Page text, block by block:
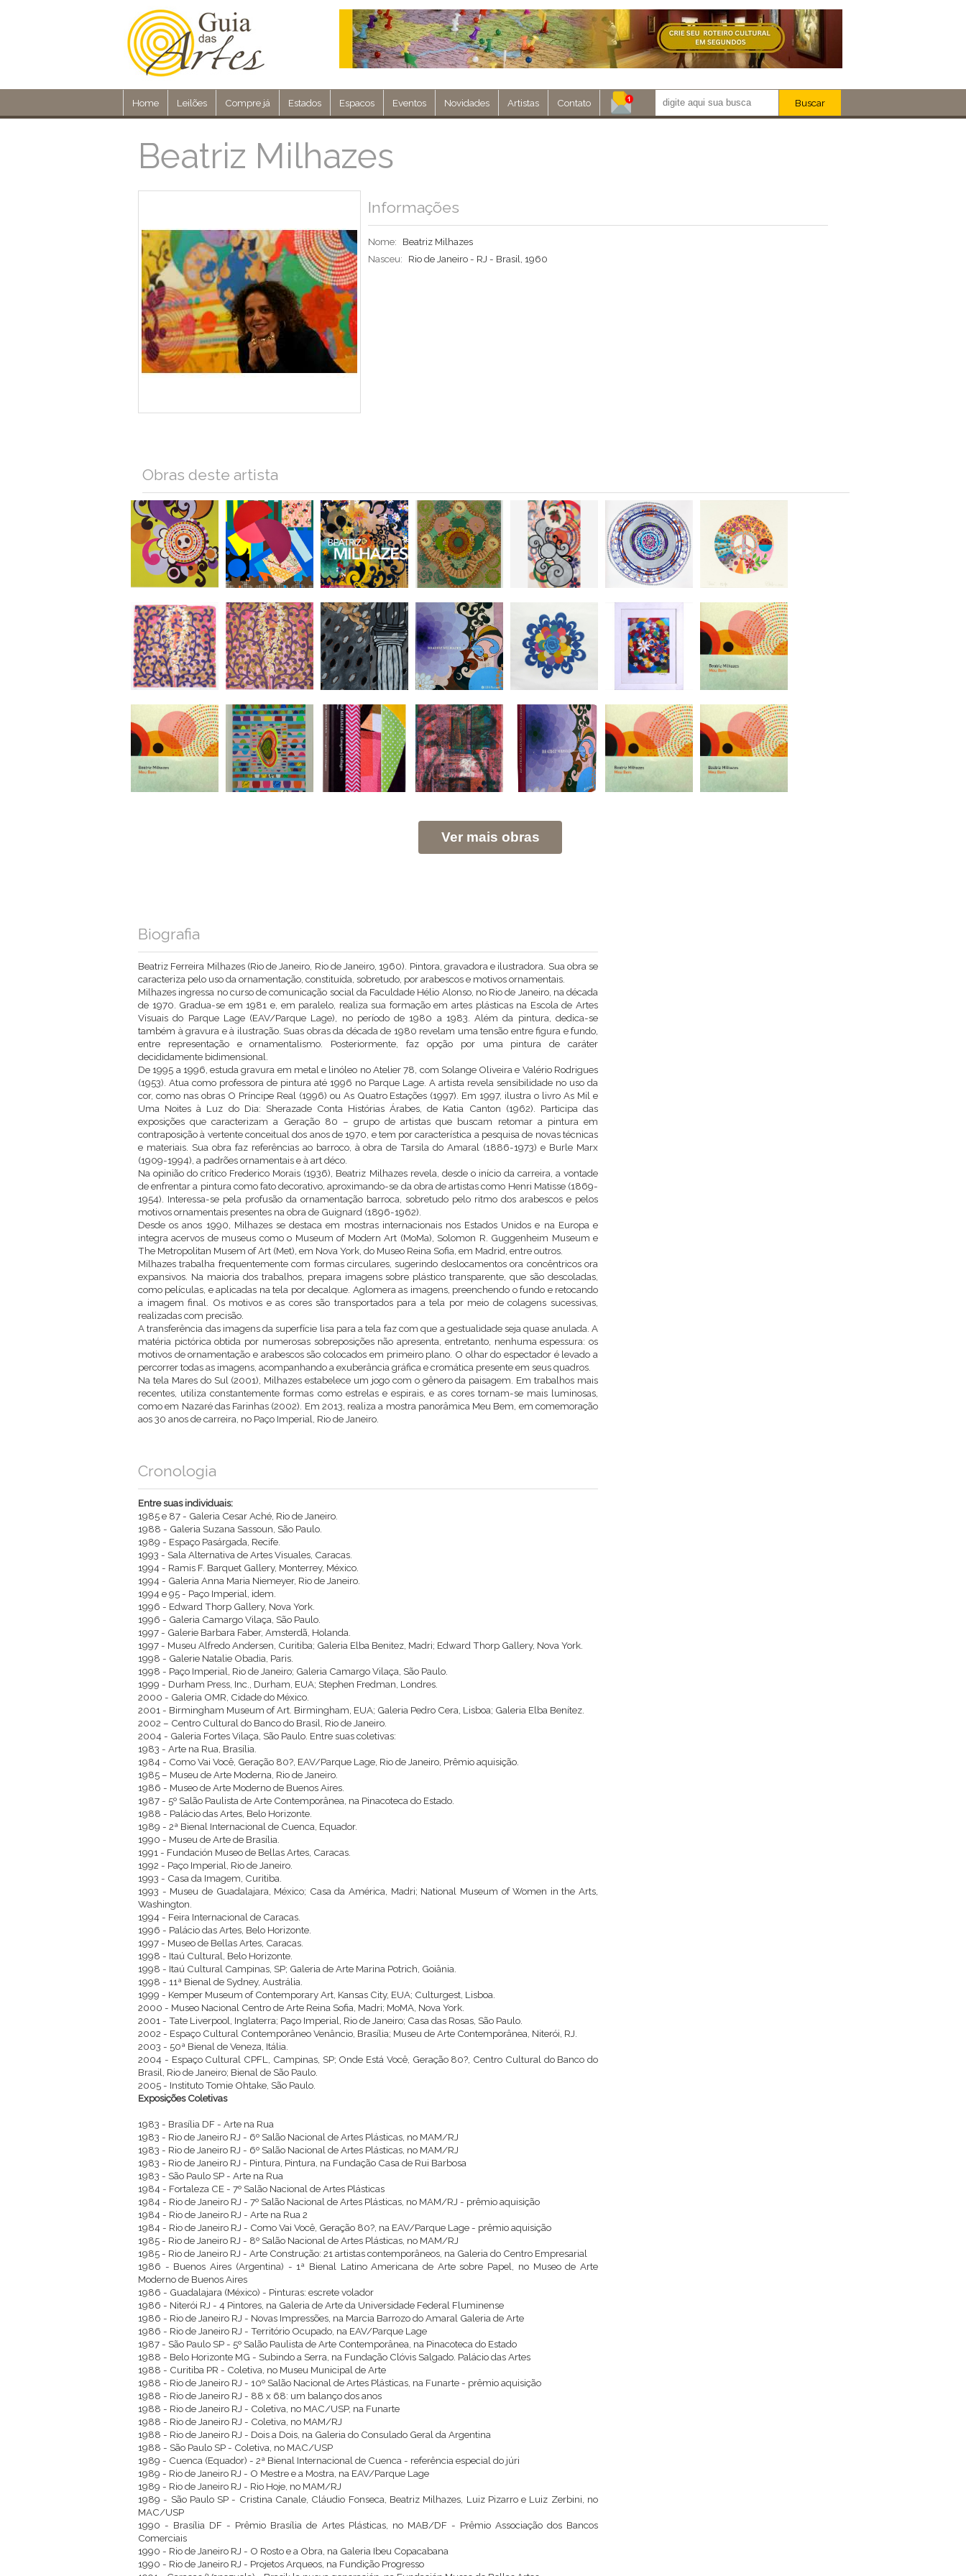
Home Leilões Compre já Estados Espacos Eventos Novidades Artistas Contato Buscar
Beatriz Milhazes
Informações
Nome:
Beatriz Milhazes
Nasceu:
Rio de Janeiro - RJ - Brasil, 1960
Obras deste artista
Ver mais obras
Biografia
Beatriz Ferreira Milhazes (Rio de Janeiro, Rio de Janeiro, 1960). Pintora, gravadora e ilustradora. Sua obra se
caracteriza pelo uso da ornamentação, constituída, sobretudo, por arabescos e motivos ornamentais.
Milhazes ingressa no curso de comunicação social da Faculdade Hélio Alonso, no Rio de Janeiro, na década
de 1970. Gradua-se em 1981 e, em paralelo, realiza sua formação em artes plásticas na Escola de Artes
Visuais do Parque Lage (EAV/Parque Lage), no período de 1980 a 1983. Além da pintura, dedica-se
também à gravura e à ilustração. Suas obras da década de 1980 revelam uma tensão entre figura e fundo,
entre representação e ornamentalismo. Posteriormente, faz opção por uma pintura de caráter
decididamente bidimensional.
De 1995 a 1996, estuda gravura em metal e linóleo no Atelier 78, com Solange Oliveira e Valério Rodrigues
(1953). Atua como professora de pintura até 1996 no Parque Lage. A artista revela sensibilidade no uso da
cor, como nas obras O Príncipe Real (1996) ou As Quatro Estações (1997). Em 1997, ilustra o livro As Mil e
Uma Noites à Luz do Dia: Sherazade Conta Histórias Árabes, de Katia Canton (1962). Participa das
exposições que caracterizam a Geração 80 – grupo de artistas que buscam retomar a pintura em
contraposição à vertente conceitual dos anos de 1970, e tem por característica a pesquisa de novas técnicas
e materiais. Sua obra faz referências ao barroco, à obra de Tarsila do Amaral (1886-1973) e Burle Marx
(1909-1994), a padrões ornamentais e à art déco.
Na opinião do crítico Frederico Morais (1936), Beatriz Milhazes revela, desde o início da carreira, a vontade
de enfrentar a pintura como fato decorativo, aproximando-se da obra de artistas como Henri Matisse (1869-
1954). Interessa-se pela profusão da ornamentação barroca, sobretudo pelo ritmo dos arabescos e pelos
motivos ornamentais presentes na obra de Guignard (1896-1962).
Desde os anos 1990, Milhazes se destaca em mostras internacionais nos Estados Unidos e na Europa e
integra acervos de museus como o Museum of Modern Art (MoMa), Solomon R. Guggenheim Museum e
The Metropolitan Musem of Art (Met), em Nova York, do Museo Reina Sofia, em Madrid, entre outros.
Milhazes trabalha frequentemente com formas circulares, sugerindo deslocamentos ora concêntricos ora
expansivos. Na maioria dos trabalhos, prepara imagens sobre plástico transparente, que são descoladas,
como películas, e aplicadas na tela por decalque. Aglomera as imagens, preenchendo o fundo e retocando
a imagem final. Os motivos e as cores são transportados para a tela por meio de colagens sucessivas,
realizadas com precisão.
A transferência das imagens da superfície lisa para a tela faz com que a gestualidade seja quase anulada. A
matéria pictórica obtida por numerosas sobreposições não apresenta, entretanto, nenhuma espessura: os
motivos de ornamentação e arabescos são colocados em primeiro plano. O olhar do espectador é levado a
percorrer todas as imagens, acompanhando a exuberância gráfica e cromática presente em seus quadros.
Na tela Mares do Sul (2001), Milhazes estabelece um jogo com o gênero da paisagem. Em trabalhos mais
recentes, utiliza constantemente formas como estrelas e espirais, e as cores tornam-se mais luminosas,
como em Nazaré das Farinhas (2002). Em 2013, realiza a mostra panorâmica Meu Bem, em comemoração
aos 30 anos de carreira, no Paço Imperial, Rio de Janeiro.
Cronologia
Entre suas individuais:
1985 e 87 - Galeria Cesar Aché, Rio de Janeiro.
1988 - Galeria Suzana Sassoun, São Paulo.
1989 - Espaço Pasárgada, Recife.
1993 - Sala Alternativa de Artes Visuales, Caracas.
1994 - Ramis F. Barquet Gallery, Monterrey, México.
1994 - Galeria Anna Maria Niemeyer, Rio de Janeiro.
1994 e 95 - Paço Imperial, idem.
1996 - Edward Thorp Gallery, Nova York.
1996 - Galeria Camargo Vilaça, São Paulo.
1997 - Galerie Barbara Faber, Amsterdã, Holanda.
1997 - Museu Alfredo Andersen, Curitiba; Galeria Elba Benitez, Madri; Edward Thorp Gallery, Nova York.
1998 - Galerie Natalie Obadia, Paris.
1998 - Paço Imperial, Rio de Janeiro; Galeria Camargo Vilaça, São Paulo.
1999 - Durham Press, Inc., Durham, EUA; Stephen Fredman, Londres.
2000 - Galeria OMR, Cidade do México.
2001 - Birmingham Museum of Art. Birmingham, EUA; Galeria Pedro Cera, Lisboa; Galeria Elba Benítez.
2002 – Centro Cultural do Banco do Brasil, Rio de Janeiro.
2004 - Galeria Fortes Vilaça, São Paulo. Entre suas coletivas:
1983 - Arte na Rua, Brasília.
1984 - Como Vai Você, Geração 80?, EAV/Parque Lage, Rio de Janeiro, Prêmio aquisição.
1985 – Museu de Arte Moderna, Rio de Janeiro.
1986 - Museo de Arte Moderno de Buenos Aires.
1987 - 5º Salão Paulista de Arte Contemporânea, na Pinacoteca do Estado.
1988 - Palácio das Artes, Belo Horizonte.
1989 - 2ª Bienal Internacional de Cuenca, Equador.
1990 - Museu de Arte de Brasília.
1991 - Fundación Museo de Bellas Artes, Caracas.
1992 - Paço Imperial, Rio de Janeiro.
1993 - Casa da Imagem, Curitiba.
1993 - Museu de Guadalajara, México; Casa da América, Madri; National Museum of Women in the Arts,
Washington.
1994 - Feira Internacional de Caracas.
1996 - Palácio das Artes, Belo Horizonte.
1997 - Museo de Bellas Artes, Caracas.
1998 - Itaú Cultural, Belo Horizonte.
1998 - Itaú Cultural Campinas, SP; Galeria de Arte Marina Potrich, Goiânia.
1998 - 11ª Bienal de Sydney, Austrália.
1999 - Kemper Museum of Contemporary Art, Kansas City, EUA; Culturgest, Lisboa.
2000 - Museo Nacional Centro de Arte Reina Sofia, Madri; MoMA, Nova York.
2001 - Tate Liverpool, Inglaterra; Paço Imperial, Rio de Janeiro; Casa das Rosas, São Paulo.
2002 - Espaço Cultural Contemporâneo Venâncio, Brasília; Museu de Arte Contemporânea, Niterói, RJ.
2003 - 50ª Bienal de Veneza, Itália.
2004 - Espaço Cultural CPFL, Campinas, SP; Onde Está Você, Geração 80?, Centro Cultural do Banco do
Brasil, Rio de Janeiro; Bienal de São Paulo.
2005 - Instituto Tomie Ohtake, São Paulo.
Exposições Coletivas
1983 - Brasília DF - Arte na Rua
1983 - Rio de Janeiro RJ - 6º Salão Nacional de Artes Plásticas, no MAM/RJ
1983 - Rio de Janeiro RJ - 6º Salão Nacional de Artes Plásticas, no MAM/RJ
1983 - Rio de Janeiro RJ - Pintura, Pintura, na Fundação Casa de Rui Barbosa
1983 - São Paulo SP - Arte na Rua
1984 - Fortaleza CE - 7º Salão Nacional de Artes Plásticas
1984 - Rio de Janeiro RJ - 7º Salão Nacional de Artes Plásticas, no MAM/RJ - prêmio aquisição
1984 - Rio de Janeiro RJ - Arte na Rua 2
1984 - Rio de Janeiro RJ - Como Vai Você, Geração 80?, na EAV/Parque Lage - prêmio aquisição
1985 - Rio de Janeiro RJ - 8º Salão Nacional de Artes Plásticas, no MAM/RJ
1985 - Rio de Janeiro RJ - Arte Construção: 21 artistas contemporâneos, na Galeria do Centro Empresarial
1986 - Buenos Aires (Argentina) - 1ª Bienal Latino Americana de Arte sobre Papel, no Museo de Arte
Moderno de Buenos Aires
1986 - Guadalajara (México) - Pinturas: escrete volador
1986 - Niterói RJ - 4 Pintores, na Galeria de Arte da Universidade Federal Fluminense
1986 - Rio de Janeiro RJ - Novas Impressões, na Marcia Barrozo do Amaral Galeria de Arte
1986 - Rio de Janeiro RJ - Território Ocupado, na EAV/Parque Lage
1987 - São Paulo SP - 5º Salão Paulista de Arte Contemporânea, na Pinacoteca do Estado
1988 - Belo Horizonte MG - Subindo a Serra, na Fundação Clóvis Salgado. Palácio das Artes
1988 - Curitiba PR - Coletiva, no Museu Municipal de Arte
1988 - Rio de Janeiro RJ - 10º Salão Nacional de Artes Plásticas, na Funarte - prêmio aquisição
1988 - Rio de Janeiro RJ - 88 x 68: um balanço dos anos
1988 - Rio de Janeiro RJ - Coletiva, no MAC/USP, na Funarte
1988 - Rio de Janeiro RJ - Coletiva, no MAM/RJ
1988 - Rio de Janeiro RJ - Dois a Dois, na Galeria do Consulado Geral da Argentina
1988 - São Paulo SP - Coletiva, no MAC/USP
1989 - Cuenca (Equador) - 2ª Bienal Internacional de Cuenca - referência especial do júri
1989 - Rio de Janeiro RJ - O Mestre e a Mostra, na EAV/Parque Lage
1989 - Rio de Janeiro RJ - Rio Hoje, no MAM/RJ
1989 - São Paulo SP - Cristina Canale, Cláudio Fonseca, Beatriz Milhazes, Luiz Pizarro e Luiz Zerbini, no
MAC/USP
1990 - Brasília DF - Prêmio Brasília de Artes Plásticas, no MAB/DF - Prêmio Associação dos Bancos
Comerciais
1990 - Rio de Janeiro RJ - O Rosto e a Obra, na Galeria Ibeu Copacabana
1990 - Rio de Janeiro RJ - Projetos Arqueos, na Fundição Progresso